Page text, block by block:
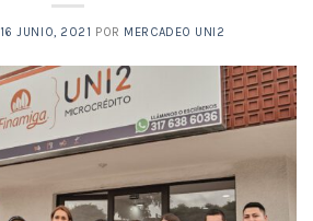
16 JUNIO, 2021 POR MERCADEO UNI2